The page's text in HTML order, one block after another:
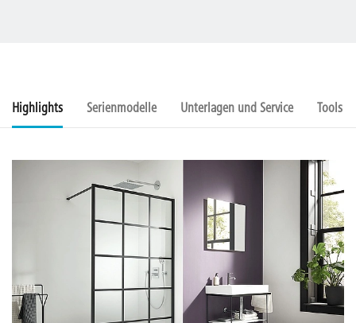
Highlights Serienmodelle Unterlagen und Service Tools